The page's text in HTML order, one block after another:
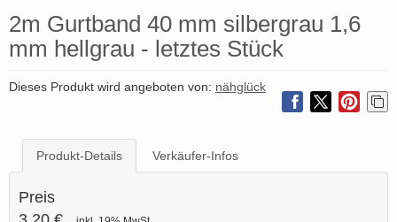
2m Gurtband 40 mm silbergrau 1,6
mm hellgrau - letztes Stück
Dieses Produkt wird angeboten von: nähglück
Produkt-Details Verkäufer-Infos
Preis